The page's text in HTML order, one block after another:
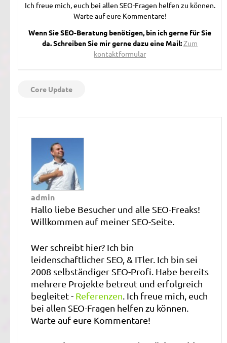
Ich freue mich, euch bei allen SEO-Fragen helfen zu können.
Warte auf eure Kommentare!
Wenn Sie SEO-Beratung benötigen, bin ich gerne für Sie
da. Schreiben Sie mir gerne dazu eine Mail:Zum
kontaktformular
Core Update
admin
Hallo liebe Besucher und alle SEO-Freaks!
Willkommen auf meiner SEO-Seite.
Wer schreibt hier? Ich bin
leidenschaftlicher SEO, & ITler. Ich bin sei
2008 selbständiger SEO-Profi. Habe bereits
mehrere Projekte betreut und erfolgreich
begleitet - Referenzen . Ich freue mich, euch
bei allen SEO-Fragen helfen zu können.
Warte auf eure Kommentare!